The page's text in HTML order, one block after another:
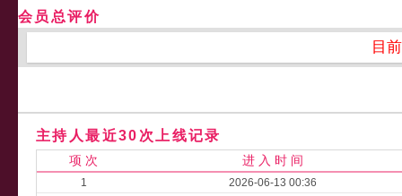
会员总评价
目
主持人最近30次上线记录
项 次 进 入 时 间
1
2026-06-13 00:36